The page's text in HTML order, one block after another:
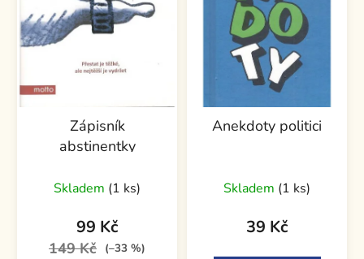
Zápisník
abstinentky
Skladem (1 ks)
99 Kč
149 Kč (–33 %)
Anekdoty politici
Skladem (1 ks)
39 Kč